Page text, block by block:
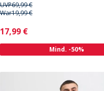
UVP69,99 €
War19,99 €
Current
17,99 €
Mind. -50%